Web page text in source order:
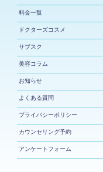
料金一覧
ドクターズコスメ
サブスク
美容コラム
お知らせ
よくある質問
プライバシーポリシー
カウンセリング予約
アンケートフォーム